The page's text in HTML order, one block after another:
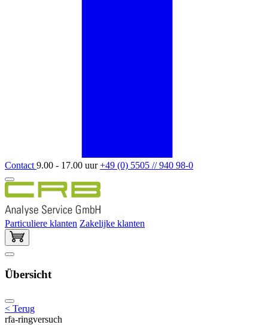
Contact 9.00 - 17.00 uur+49 (0) 5505 // 940 98-0
Particuliere klanten Zakelijke klanten
Übersicht
< Terug
rfa-ringversuch